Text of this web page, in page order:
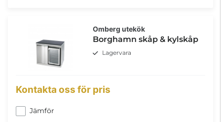
Omberg utekök
Borghamn skåp & kylskåp
Lagervara
Kontakta oss för pris
Jämför